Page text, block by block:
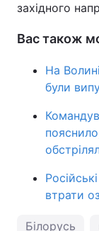
західного
Вас також
На
були
втрати
Білорусь